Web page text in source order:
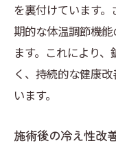
を裏付けています
期的な体温調節機
ます。これにより
く、持続的な健康
います。
施術後の冷え性改